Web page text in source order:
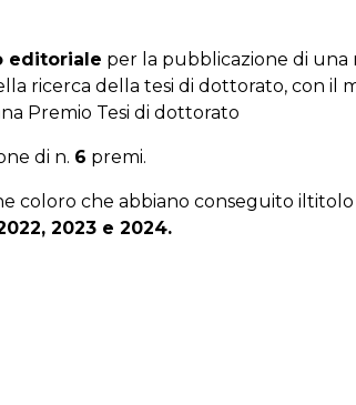
editoriale per la pubblicazione di una
ricerca della tesi di dottorato, con il
Premio Tesi di dottorato
di n. 6 premi.
coloro che abbiano conseguito
2023 e 2024.